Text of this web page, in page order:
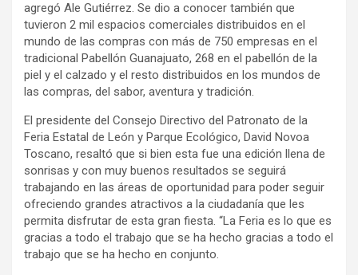
agregó Ale Gutiérrez. Se dio a conocer también que
tuvieron 2 mil espacios comerciales distribuidos en el
mundo de las compras con más de 750 empresas en el
tradicional Pabellón Guanajuato, 268 en el pabellón de la
piel y el calzado y el resto distribuidos en los mundos de
las compras, del sabor, aventura y tradición.
El presidente del Consejo Directivo del Patronato de la
Feria Estatal de León y Parque Ecológico, David Novoa
Toscano, resaltó que si bien esta fue una edición llena de
sonrisas y con muy buenos resultados se seguirá
trabajando en las áreas de oportunidad para poder seguir
ofreciendo grandes atractivos a la ciudadanía que les
permita disfrutar de esta gran fiesta. “La Feria es lo que es
gracias a todo el trabajo que se ha hecho gracias a todo el
trabajo que se ha hecho en conjunto.